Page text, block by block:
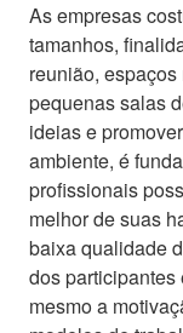
As empresas
tamanhos,
reunião,
pequenas salas
ideias e
ambiente, é
profissionais
melhor de suas
baixa qualidade
dos participantes
mesmo a